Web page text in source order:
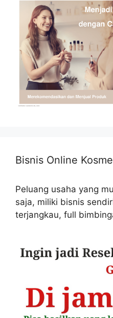
Bisnis Online
Peluang usaha yang
saja, miliki bisnis
terjangkau, full